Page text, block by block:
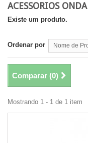
ACESSORIOS ONDA
Existe um produto.
Ordenar por
Comparar (0)
Mostrando 1 - 1 de 1 item